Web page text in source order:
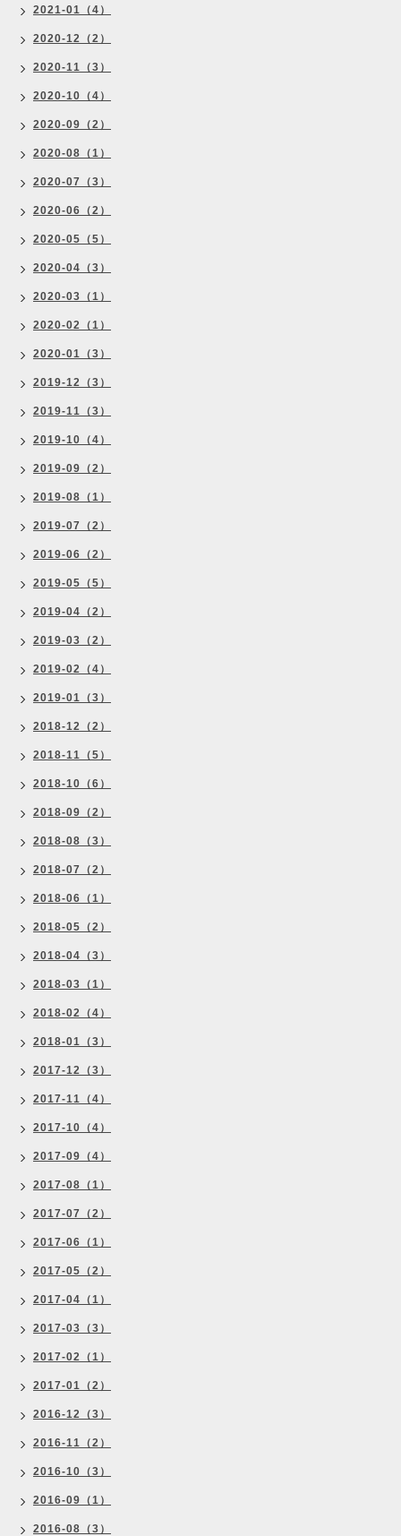
2021-01（4）
2020-12（2）
2020-11（3）
2020-10（4）
2020-09（2）
2020-08（1）
2020-07（3）
2020-06（2）
2020-05（5）
2020-04（3）
2020-03（1）
2020-02（1）
2020-01（3）
2019-12（3）
2019-11（3）
2019-10（4）
2019-09（2）
2019-08（1）
2019-07（2）
2019-06（2）
2019-05（5）
2019-04（2）
2019-03（2）
2019-02（4）
2019-01（3）
2018-12（2）
2018-11（5）
2018-10（6）
2018-09（2）
2018-08（3）
2018-07（2）
2018-06（1）
2018-05（2）
2018-04（3）
2018-03（1）
2018-02（4）
2018-01（3）
2017-12（3）
2017-11（4）
2017-10（4）
2017-09（4）
2017-08（1）
2017-07（2）
2017-06（1）
2017-05（2）
2017-04（1）
2017-03（3）
2017-02（1）
2017-01（2）
2016-12（3）
2016-11（2）
2016-10（3）
2016-09（1）
2016-08（3）